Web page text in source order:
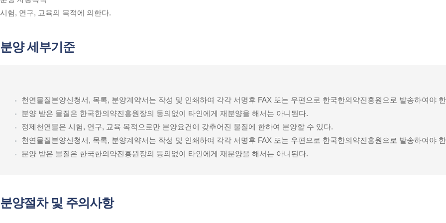
시험, 연구, 교육의 목적에 의한다.
분양 세부기준
천연물질분양신청서, 목록, 분양계약서는 작성 및 인쇄하여 각각 서명후 FAX 또는 우편으로 한국한의약진흥원으로 발송하여야
분양 받은 물질은 한국한의약진흥원장의 동의없이 타인에게 재분양을 해서는 아니된다.
정제천연물은 시험, 연구, 교육 목적으로만 분양요건이 갖추어진 물질에 한하여 분양할 수 있다.
천연물질분양신청서, 목록, 분양계약서는 작성 및 인쇄하여 각각 서명후 FAX 또는 우편으로 한국한의약진흥원으로 발송하여야
분양 받은 물질은 한국한의약진흥원장의 동의없이 타인에게 재분양을 해서는 아니된다.
분양절차 및 주의사항